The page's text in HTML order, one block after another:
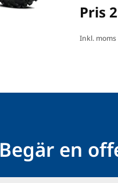
Pris
Inkl. moms
Begär en